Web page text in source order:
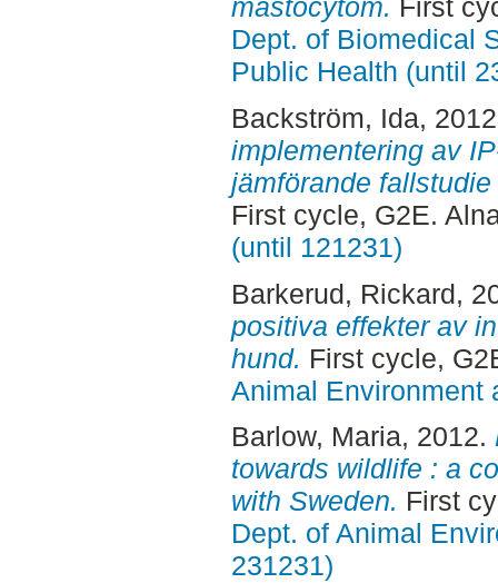
mastocytom. First
Dept. of Biomedical
Public Health (until
Backström, Ida,
implementering av
jämförande
First cycle, G2E.
(until 121231)
Barkerud, Rickard,
positiva effekter av
hund. First cycle,
Animal Environment
Barlow, Maria, 2012.
towards wildlife : a
with Sweden. First
Dept. of Animal
231231)